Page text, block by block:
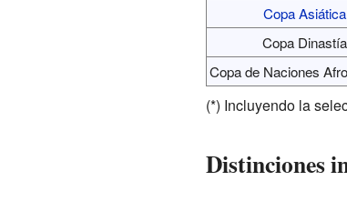
Copa Asiática
Copa Dinastía
Copa de Naciones
(*) Incluyendo la
Distinciones